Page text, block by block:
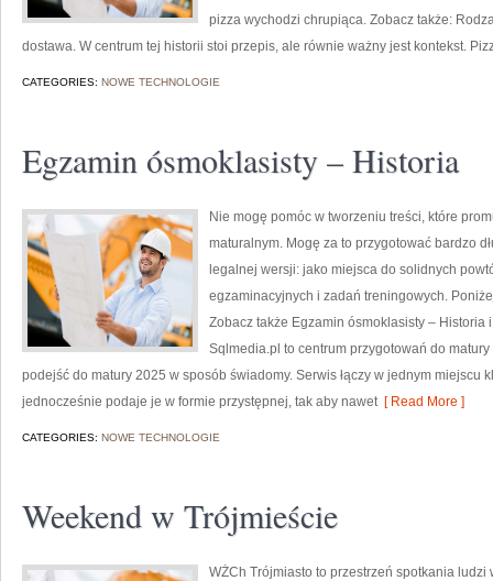
pizza wychodzi chrupiąca. Zobacz także:
dostawa. W centrum tej historii stoi przepis, ale równie ważny jest kontekst.
CATEGORIES: NOWE TECHNOLOGIE
Egzamin ósmoklasisty – Historia
Nie mogę pomóc w tworzeniu treści, które
maturalnym. Mogę za to przygotować bardzo
legalnej wersji: jako miejsca do solidnych
egzaminacyjnych i zadań treningowych.
Zobacz także Egzamin ósmoklasisty – Historia
Sqlmedia.pl to centrum przygotowań do
podejść do matury 2025 w sposób świadomy. Serwis łączy w jednym miejscu
jednocześnie podaje je w formie przystępnej, tak aby nawet[ Read More ]
CATEGORIES: NOWE TECHNOLOGIE
Weekend w Trójmieście
WŻCh Trójmiasto to przestrzeń spotkania ludzi